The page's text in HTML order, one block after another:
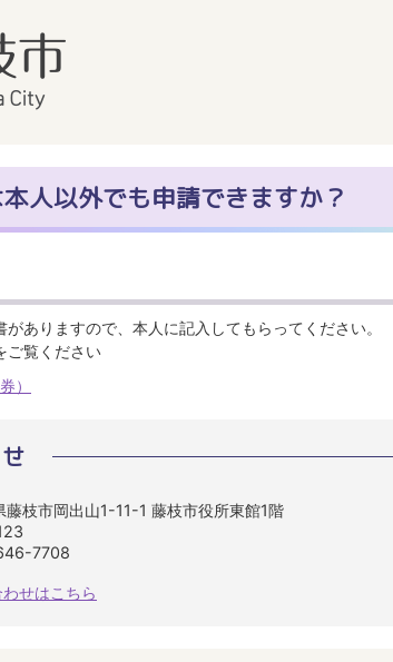
人以外でも申請できますか？
ありますので、本人に記入してもらってください。
ご覧ください
）
枝市岡出山1-11-1 藤枝市役所東館1階
7708
せはこちら